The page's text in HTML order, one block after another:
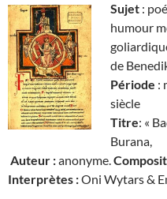
Sujet :
humour
de
Période :
siècle
Titre: «
Burana,
Auteur :anonyme.
Interprètes :Oni Wytars &